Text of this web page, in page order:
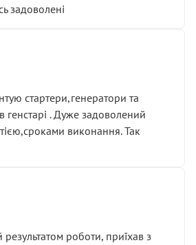
задоволені
стартери,генератори та
генстарі . Дуже задоволений
виконання. Так
роботи, приїхав з